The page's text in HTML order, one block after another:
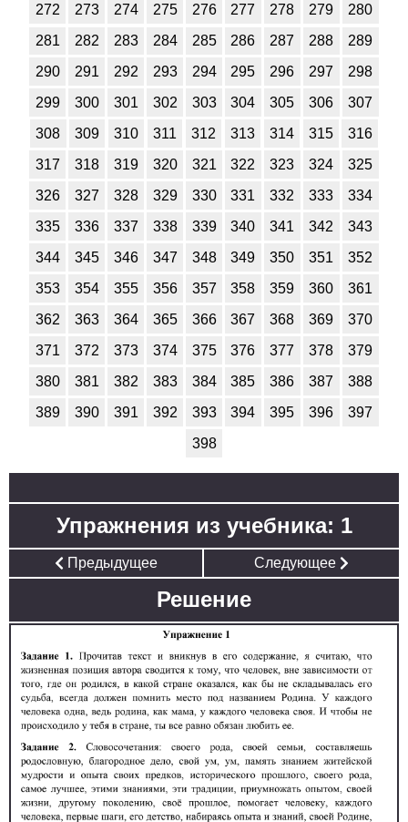
2 3 4 5 6 7 9 10
11
2 3 4 5 6 7 9 10
11
Экономика
2 3 4 5 6 7 9 10 11
272
273 274 275 276 277 278 279
280
281
282 283 284 285 286 287 288
289
290
291 292 293 294 295 296 297
298
299
300 301 302 303 304 305 306
307
308
309 310 311 312 313 314 315
316
317
318 319 320 321 322 323 324
325
326
327 328 329 330 331 332 333
334
335
336 337 338 339 340 341 342
343
344
345 346 347 348 349 350 351
352
353
354 355 356 357 358 359 360
361
362
363 364 365 366 367 368 369
370
371
372 373 374 375 376 377 378
379
380
381 382 383 384 385 386 387
388
389
390 391 392 393 394 395 396
397
398
Упражнения из учебника: 1
Предыдущее Следующее
Решение